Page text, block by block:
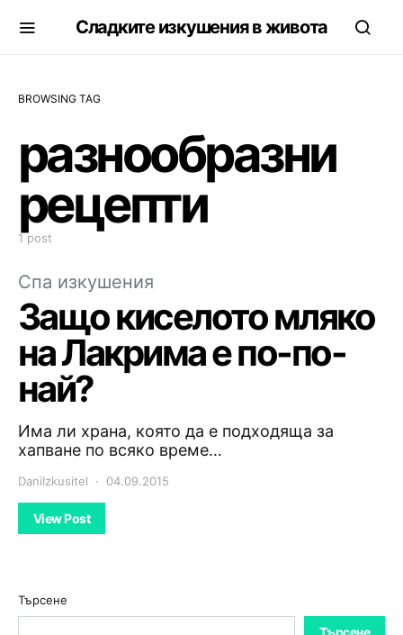
Сладките изкушения в живота
BROWSING TAG
разнообразни
рецепти
1 post
Спа изкушения
Защо киселото мляко
на Лакрима е по-по-
най?
Има ли храна, която да е подходяща за
хапване по всяко време…
DaniIzkusitel 04.09.2015
View Post
Търсене
Търсене